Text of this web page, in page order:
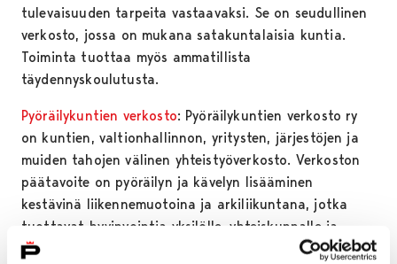
tulevaisuuden tarpeita vastaavaksi. Se on seudullinen
verkosto, jossa on mukana satakuntalaisia kuntia.
Toiminta tuottaa myös ammatillista
täydennyskoulutusta.
Pyöräilykuntien verkosto: Pyöräilykuntien verkosto ry
on kuntien, valtionhallinnon, yritysten, järjestöjen ja
muiden tahojen välinen yhteistyöverkosto. Verkoston
päätavoite on pyöräilyn ja kävelyn lisääminen
kestävinä liikennemuotoina ja arkiliikuntana, jotka
tuottavat hyvinvointia yksilölle, yhteiskunnalle ja
ympäristölle.